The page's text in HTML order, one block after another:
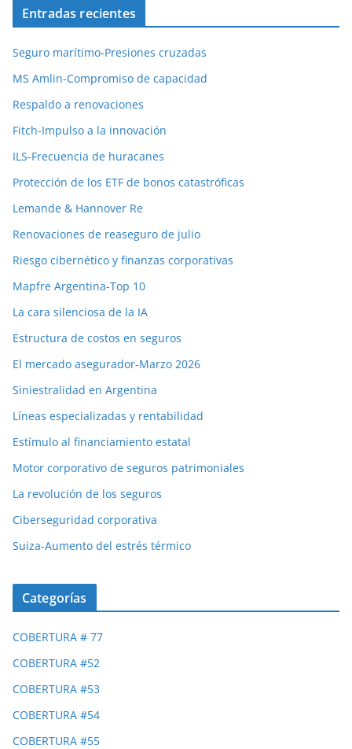
Entradas recientes
Seguro marítimo-Presiones cruzadas
MS Amlin-Compromiso de capacidad
Respaldo a renovaciones
Fitch-Impulso a la innovación
ILS-Frecuencia de huracanes
Protección de los ETF de bonos catastróficas
Lemande & Hannover Re
Renovaciones de reaseguro de julio
Riesgo cibernético y finanzas corporativas
Mapfre Argentina-Top 10
La cara silenciosa de la IA
Estructura de costos en seguros
El mercado asegurador-Marzo 2026
Siniestralidad en Argentina
Líneas especializadas y rentabilidad
Estímulo al financiamiento estatal
Motor corporativo de seguros patrimoniales
La revolución de los seguros
Ciberseguridad corporativa
Suiza-Aumento del estrés térmico
Categorías
COBERTURA # 77
COBERTURA #52
COBERTURA #53
COBERTURA #54
COBERTURA #55